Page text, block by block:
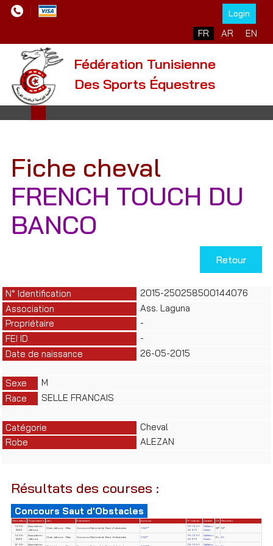
Login
Sélectionnez votre
FR AR EN
Fédération Tunisienne
Des Sports Équestres
Fiche cheval
FRENCH TOUCH DU
BANCO
Retour
N° Identification
2015-250258500144076
Association
Ass. Laguna
Propriétaire
-
FEI ID
-
Date de naissance
26-05-2015
Sexe
M
Race
SELLE FRANCAIS
Catégorie
Cheval
Robe
ALEZAN
Résultats des courses :
Concours Saut d'Obstacles
Date début Organisateur Lieu Evènement Epreuve N° License Cavalier Clt
Résultats
14-06-
2026
Association
Jafoura
Club Jafoura - Sfax Concours National de Saut d'obstacles CSO**
TN-1991-
45975
Gallalou
Hssen
NP NP
14-06-
2026
Association
Jafoura
Club Jafoura - Sfax Concours National de Saut d'obstacles CSO*
TN-1991-
45975
Gallalou
Hssen
EL EL
13-06-
Association
TN-1991-
Gallalou